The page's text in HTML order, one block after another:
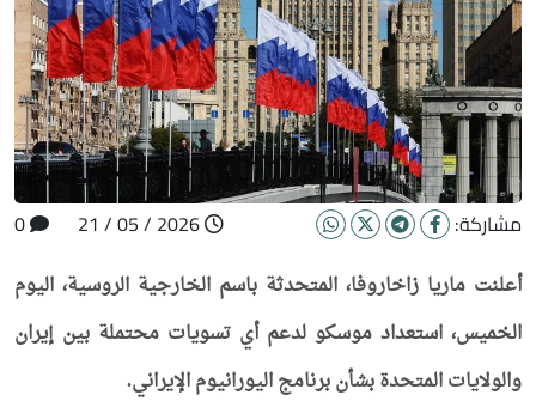
مشاركة:
أعلنت ماريا زاخاروفا، المتحدثة باسم الخارجية الروسية، اليوم
الخميس، استعداد موسكو لدعم أي تسويات محتملة بين إيران
والولايات المتحدة بشأن برنامج اليورانيوم الإيراني.